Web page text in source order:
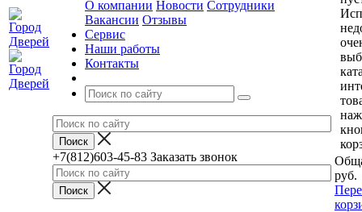
О компании Новости Сотрудники
Вакансии Отзывы
Сервис
Наши работы
Контакты
+7(812)603-45-83 Заказать звонок
руб.